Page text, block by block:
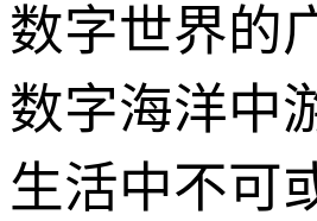
数字世界的
数字海洋中
生活中不可